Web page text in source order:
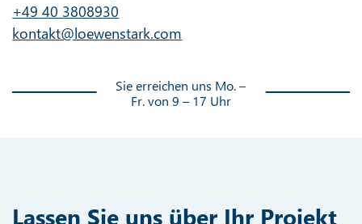
+49 40 3808930
kontakt@loewenstark.com
Sie erreichen uns Mo. –
Fr. von 9 – 17 Uhr
Lassen Sie uns über Ihr Projekt